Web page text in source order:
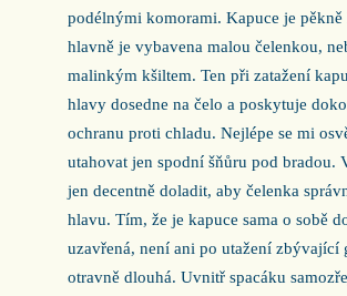
podélnými komorami. Kapuce je pěkně
hlavně je vybavena malou čelenkou,
malinkým kšiltem. Ten při zatažení
hlavy dosedne na čelo a poskytuje
ochranu proti chladu. Nejlépe se mi
utahovat jen spodní šňůru pod bradou.
jen decentně doladit, aby čelenka
hlavu. Tím, že je kapuce sama o sobě
uzavřená, není ani po utažení zbývající
otravně dlouhá. Uvnitř spacáku